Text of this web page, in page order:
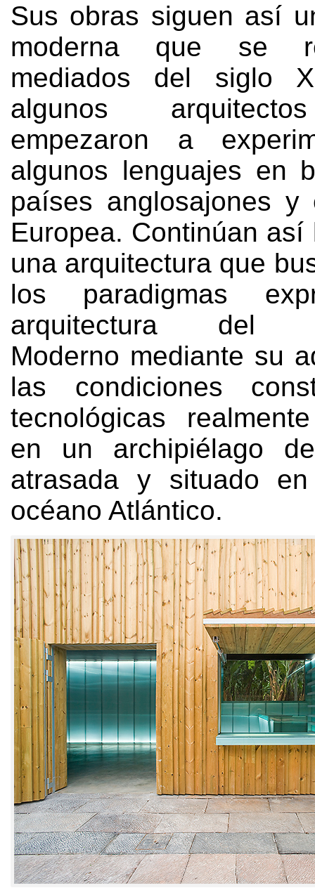
Sus obras siguen así
moderna que se
mediados del siglo
algunos
empezaron a
algunos lenguajes en
países anglosajones
Europea. Continúan así
una arquitectura que
los paradigmas
arquitectura del
Moderno mediante su
las condiciones
tecnológicas
en un archipiélago
atrasada y situado
océano Atlántico.